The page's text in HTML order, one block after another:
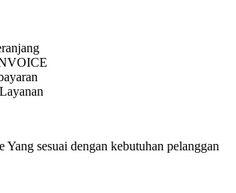
sesuai dengan kebutuhan pelanggan